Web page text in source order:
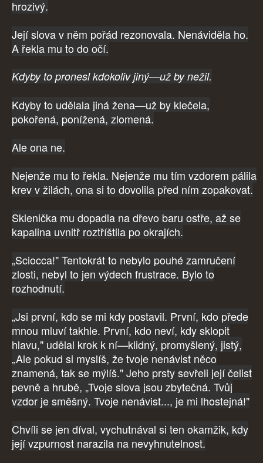
hrozivý.
Její slova v něm pořád rezonovala. Nenáviděla ho.
A řekla mu to do očí.
Kdyby to pronesl kdokoliv jiný—už by nežil.
Kdyby to udělala jiná žena—už by klečela,
pokořená, ponížená, zlomená.
Ale ona ne.
Nejenže mu to řekla. Nejenže mu tím vzdorem pálila
krev v žilách, ona si to dovolila před ním zopakovat.
Sklenička mu dopadla na dřevo baru ostře, až se
kapalina uvnitř roztříštila po okrajích.
„Sciocca!" Tentokrát to nebylo pouhé zamručení
zlosti, nebyl to jen výdech frustrace. Bylo to
rozhodnutí.
„Jsi první, kdo se mi kdy postavil. První, kdo přede
mnou mluví takhle. První, kdo neví, kdy sklopit
hlavu," udělal krok k ní—klidný, promyšlený, jistý,
„Ale pokud si myslíš, že tvoje nenávist něco
znamená, tak se mýlíš." Jeho prsty sevřeli její čelist
pevně a hrubě, „Tvoje slova jsou zbytečná. Tvůj
vzdor je směšný. Tvoje nenávist..., je mi lhostejná!"
Chvíli se jen díval, vychutnával si ten okamžik, kdy
její vzpurnost narazila na nevyhnutelnost.